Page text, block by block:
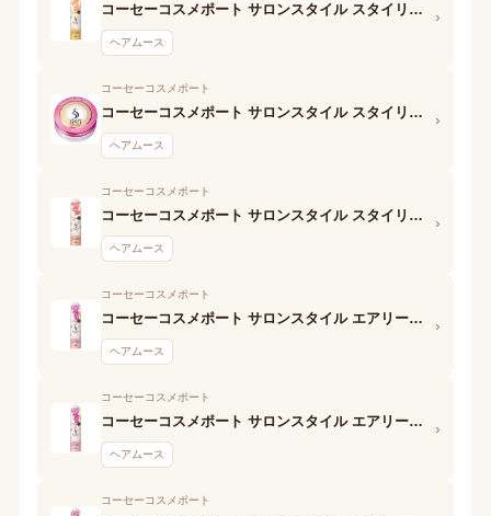
コーセーコスメポート サロンスタイル スタイリングムース (ナチュラルウェービー)
ヘアムース
›
コーセーコスメポート
コーセーコスメポート サロンスタイル スタイリングムース (さらさらストレート)
ヘアムース
›
コーセーコスメポート
コーセーコスメポート サロンスタイル スタイリングムース (ウェットスタイル)
ヘアムース
›
コーセーコスメポート
コーセーコスメポート サロンスタイル エアリーホイップワックス(ふんわりウェーブ)
ヘアムース
›
コーセーコスメポート
コーセーコスメポート サロンスタイル エアリーホイップワックス (ふんわりウェーブ)
ヘアムース
›
コーセーコスメポート